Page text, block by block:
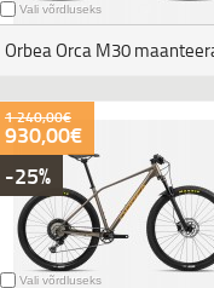
Vali võrdluseks
Orbea Orca M30
1 240,00€
930,00€
-25%
Vali võrdluseks